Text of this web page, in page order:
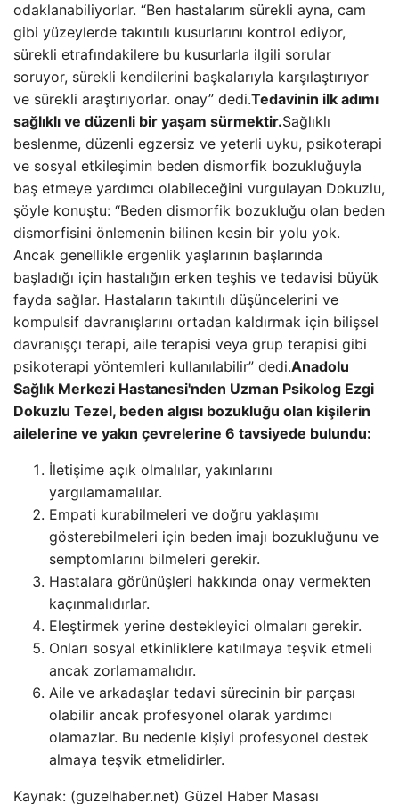
odaklanabiliyorlar. “Ben hastalarım sürekli ayna, cam
gibi yüzeylerde takıntılı kusurlarını kontrol ediyor,
sürekli etrafındakilere bu kusurlarla ilgili sorular
soruyor, sürekli kendilerini başkalarıyla karşılaştırıyor
ve sürekli araştırıyorlar. onay” dedi.Tedavinin ilk adımı
sağlıklı ve düzenli bir yaşam sürmektir.Sağlıklı
beslenme, düzenli egzersiz ve yeterli uyku, psikoterapi
ve sosyal etkileşimin beden dismorfik bozukluğuyla
baş etmeye yardımcı olabileceğini vurgulayan Dokuzlu,
şöyle konuştu: “Beden dismorfik bozukluğu olan beden
dismorfisini önlemenin bilinen kesin bir yolu yok.
Ancak genellikle ergenlik yaşlarının başlarında
başladığı için hastalığın erken teşhis ve tedavisi büyük
fayda sağlar. Hastaların takıntılı düşüncelerini ve
kompulsif davranışlarını ortadan kaldırmak için bilişsel
davranışçı terapi, aile terapisi veya grup terapisi gibi
psikoterapi yöntemleri kullanılabilir” dedi.Anadolu
Sağlık Merkezi Hastanesi'nden Uzman Psikolog Ezgi
Dokuzlu Tezel, beden algısı bozukluğu olan kişilerin
ailelerine ve yakın çevrelerine 6 tavsiyede bulundu:
İletişime açık olmalılar, yakınlarını
yargılamamalılar.
Empati kurabilmeleri ve doğru yaklaşımı
gösterebilmeleri için beden imajı bozukluğunu ve
semptomlarını bilmeleri gerekir.
Hastalara görünüşleri hakkında onay vermekten
kaçınmalıdırlar.
Eleştirmek yerine destekleyici olmaları gerekir.
Onları sosyal etkinliklere katılmaya teşvik etmeli
ancak zorlamamalıdır.
Aile ve arkadaşlar tedavi sürecinin bir parçası
olabilir ancak profesyonel olarak yardımcı
olamazlar. Bu nedenle kişiyi profesyonel destek
almaya teşvik etmelidirler.
Kaynak: (guzelhaber.net) Güzel Haber Masası